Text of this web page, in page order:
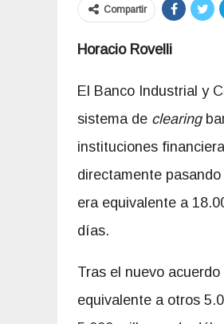
Compartir
Horacio Rovelli
El Banco Industrial y
sistema de clearing
instituciones
directamente
era equivalente a
días.
Tras el nuevo
equivalente a otros